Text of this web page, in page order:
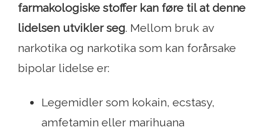
farmakologiske stoffer kan føre til at denne
lidelsen utvikler seg. Mellom bruk av
narkotika og narkotika som kan forårsake
bipolar lidelse er:
Legemidler som kokain, ecstasy,
amfetamin eller marihuana